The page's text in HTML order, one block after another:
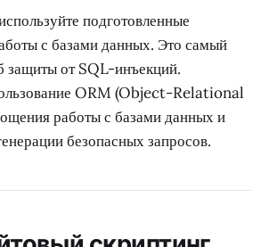
подготовленные
с базами данных. Это самый
защиты от SQL-инъекций.
ORM (Object-Relational
работы с базами данных и
безопасных запросов.